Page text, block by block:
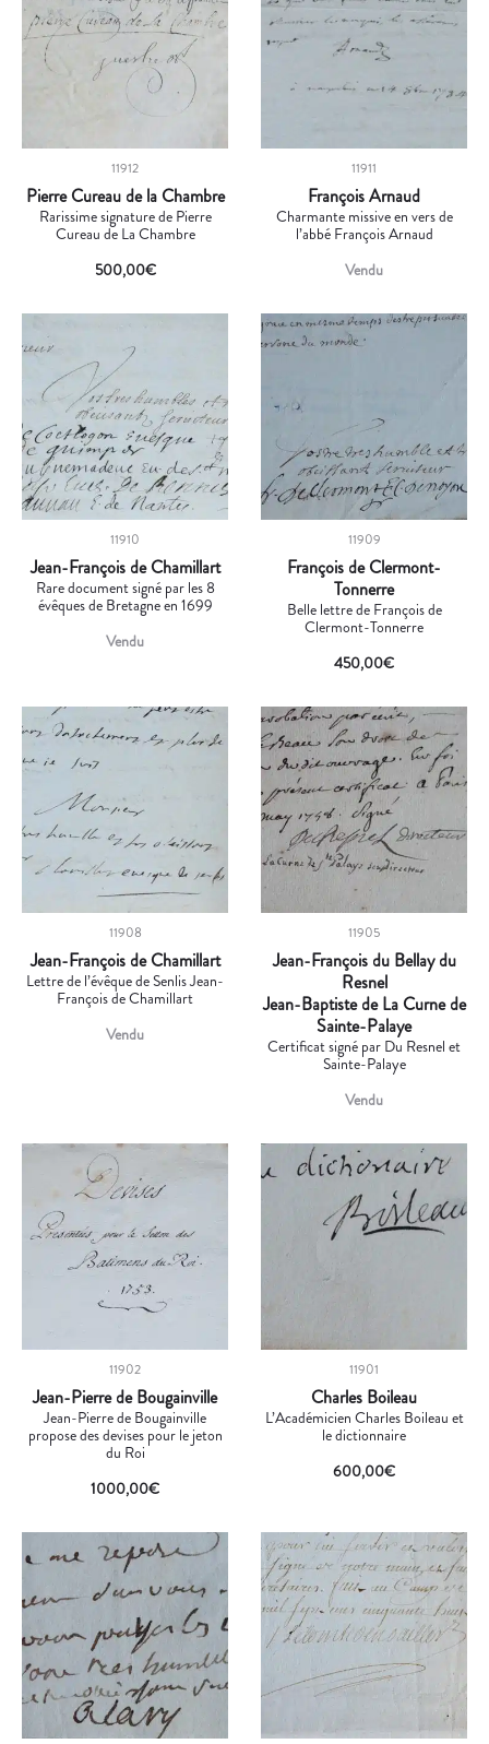
11912
Pierre Cureau de la Chambre
Rarissime signature de Pierre
Cureau de La Chambre
500,00€
11911
François Arnaud
Charmante missive en vers de
l’abbé François Arnaud
Vendu
11910
Jean-François de Chamillart
Rare document signé par les 8
évêques de Bretagne en 1699
Vendu
11909
François de Clermont-
Tonnerre
Belle lettre de François de
Clermont-Tonnerre
450,00€
11908
Jean-François de Chamillart
Lettre de l’évêque de Senlis Jean-
François de Chamillart
Vendu
11905
Jean-François du Bellay du
Resnel
Jean-Baptiste de La Curne de
Sainte-Palaye
Certificat signé par Du Resnel et
Sainte-Palaye
Vendu
11902
Jean-Pierre de Bougainville
Jean-Pierre de Bougainville
propose des devises pour le jeton
du Roi
1000,00€
11901
Charles Boileau
L’Académicien Charles Boileau et
le dictionnaire
600,00€